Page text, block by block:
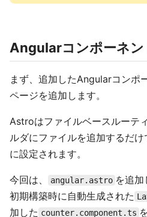
Angularコンポーネン
まず、追加したAngularコンポ
ページを追加します。
Astroはファイルベースルーテ
ルダにファイルを追加するだ
に設定されます。
今回は、 angular.astro を追加
初期構築時に自動生成された
加した counter.component.ts